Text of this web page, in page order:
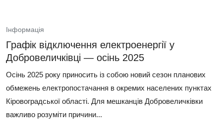
Інформація
Графік відключення електроенергії у
Добровеличківці — осінь 2025
Осінь 2025 року приносить із собою новий сезон планових
обмежень електропостачання в окремих населених пунктах
Кіровоградської області. Для мешканців Добровеличківки
важливо розуміти причини...